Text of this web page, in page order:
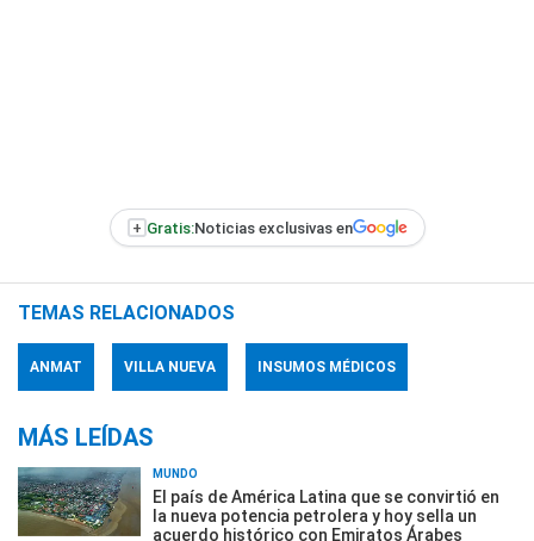
+ Gratis:Noticias exclusivas en
TEMAS RELACIONADOS
ANMAT VILLA NUEVA INSUMOS MÉDICOS
MÁS LEÍDAS
MUNDO
El país de América Latina que se convirtió en
la nueva potencia petrolera y hoy sella un
acuerdo histórico con Emiratos Árabes